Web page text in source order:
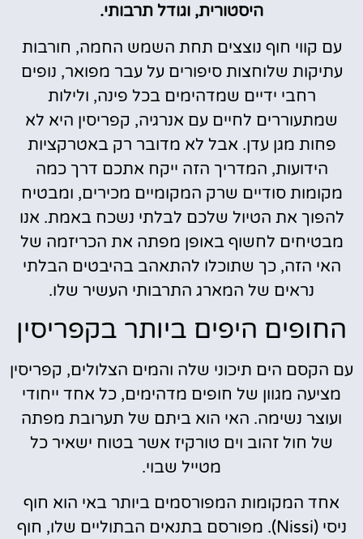
היסטורית, וגודל תרבותי.
עם קווי חוף נוצצים תחת השמש החמה, חורבות
עתיקות שלוחצות סיפורים על עבר מפואר, נופים
רחבי ידיים שמדהימים בכל פינה, ולילות
שמתעוררים לחיים עם אנרגיה, קפריסין היא לא
פחות מגן עדן. אבל לא מדובר רק באטרקציות
הידועות, המדריך הזה ייקח אתכם דרך כמה
מקומות סודיים שרק המקומיים מכירים, ומבטיח
להפוך את הטיול שלכם לבלתי נשכח באמת. אנו
מבטיחים לחשוף באופן מפתה את הכריזמה של
האי הזה, כך שתוכלו להתאהב בהיבטים הבלתי
נראים של המארג התרבותי העשיר שלו.
החופים היפים ביותר בקפריסין
עם הקסם הים תיכוני שלה והמים הצלולים, קפריסין
מציעה מגוון של חופים מדהימים, כל אחד ייחודי
ועוצר נשימה. האי הוא ביתם של תערובת מפתה
של חול זהוב וים טורקיז אשר בטוח ישאיר כל
מטייל שבוי.
אחד המקומות המפורסמים ביותר באי הוא חוף
ניסי (Nissi). מפורסם בתנאים הבתוליים שלו, חוף